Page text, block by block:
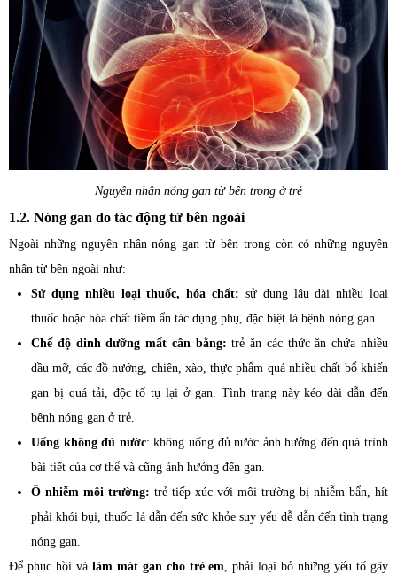
Nguyên nhân nóng gan từ bên trong ở trẻ
1.2. Nóng gan do tác động từ bên ngoài
Ngoài những nguyên nhân nóng gan từ bên trong còn có những nguyên
nhân từ bên ngoài như:
Sử dụng nhiều loại thuốc, hóa chất: sử dụng lâu dài nhiều loại
thuốc hoặc hóa chất tiềm ẩn tác dụng phụ, đặc biệt là bệnh nóng gan.
Chế độ dinh dưỡng mất cân bằng:trẻ ăn các thức ăn chứa nhiều
dầu mỡ, các đồ nướng, chiên, xào, thực phẩm quá nhiều chất bổ khiến
gan bị quá tải, độc tố tụ lại ở gan. Tình trạng này kéo dài dẫn đến
bệnh nóng gan ở trẻ.
Uống không đủ nước: không uống đủ nước ảnh hưởng đến quá trình
bài tiết của cơ thể và cũng ảnh hưởng đến gan.
Ô nhiễm môi trường: trẻ tiếp xúc với môi trường bị nhiễm bẩn, hít
phải khói bụi, thuốc lá dẫn đến sức khỏe suy yếu dễ dẫn đến tình trạng
nóng gan.
Để phục hồi vàlàm mát gan cho trẻ em , phải loại bỏ những yếu tố gây